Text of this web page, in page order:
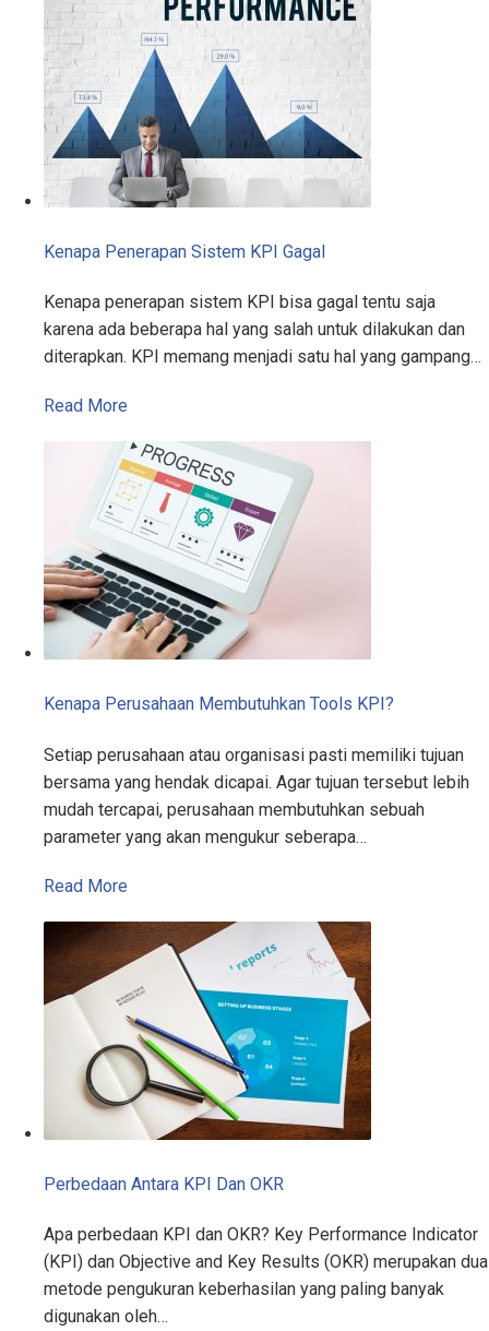
Kenapa Penerapan Sistem KPI Gagal
Kenapa penerapan sistem KPI bisa gagal tentu saja
karena ada beberapa hal yang salah untuk dilakukan dan
diterapkan. KPI memang menjadi satu hal yang gampang…
Read More
Kenapa Perusahaan Membutuhkan Tools KPI?
Setiap perusahaan atau organisasi pasti memiliki tujuan
bersama yang hendak dicapai. Agar tujuan tersebut lebih
mudah tercapai, perusahaan membutuhkan sebuah
parameter yang akan mengukur seberapa…
Read More
Perbedaan Antara KPI Dan OKR
Apa perbedaan KPI dan OKR? Key Performance Indicator
(KPI) dan Objective and Key Results (OKR) merupakan dua
metode pengukuran keberhasilan yang paling banyak
digunakan oleh…